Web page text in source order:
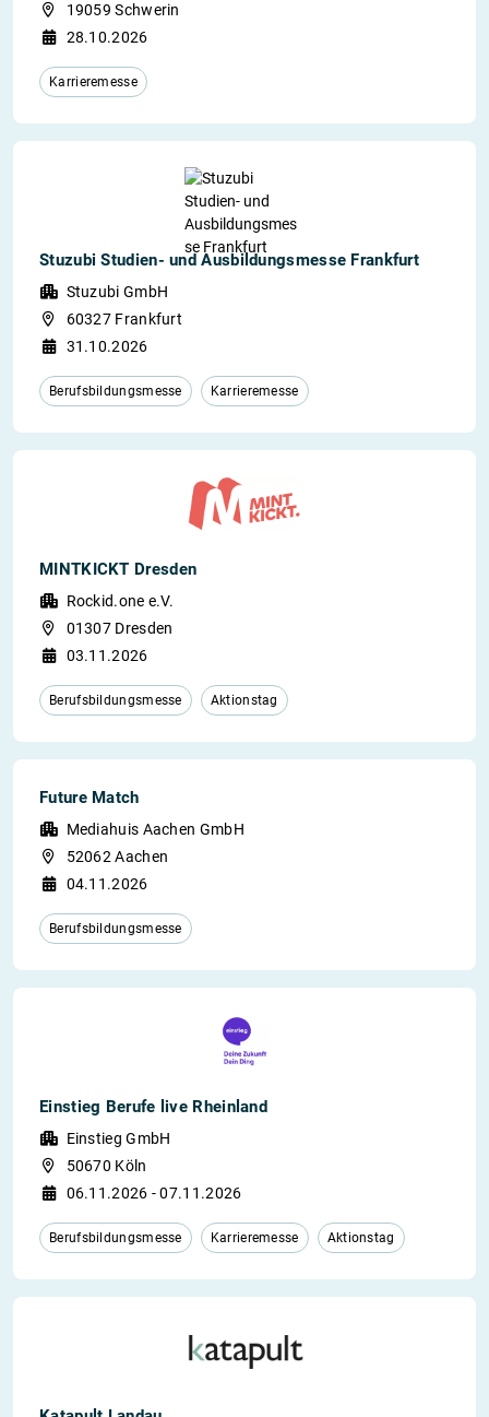
19059 Schwerin
28.10.2026
Karrieremesse
Stuzubi Studien- und Ausbildungsmesse Frankfurt
Stuzubi GmbH
60327 Frankfurt
31.10.2026
Berufsbildungsmesse Karrieremesse
MINTKICKT Dresden
Rockid.one e.V.
01307 Dresden
03.11.2026
Berufsbildungsmesse Aktionstag
Future Match
Mediahuis Aachen GmbH
52062 Aachen
04.11.2026
Berufsbildungsmesse
Einstieg Berufe live Rheinland
Einstieg GmbH
50670 Köln
06.11.2026 - 07.11.2026
Berufsbildungsmesse Karrieremesse Aktionstag